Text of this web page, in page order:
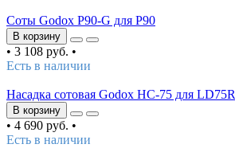
Соты Godox P90-G для P90
В корзину
• 3 108 руб. •
Есть в наличии
Насадка сотовая Godox HC-75 для LD75R
В корзину
• 4 690 руб. •
Есть в наличии